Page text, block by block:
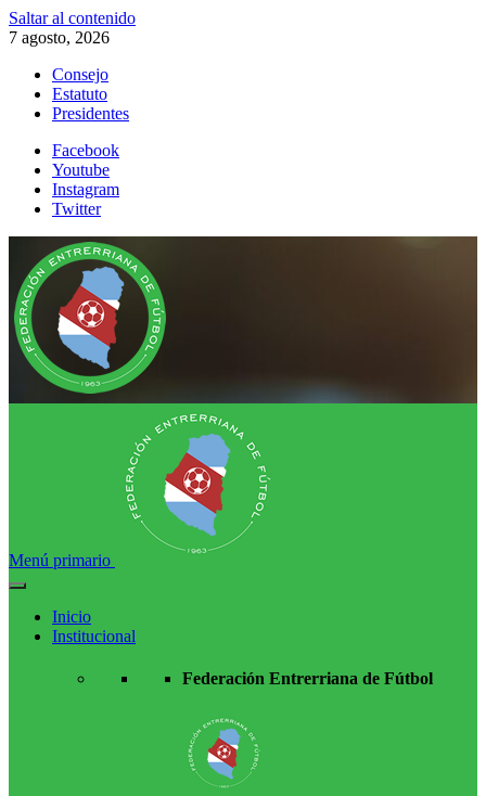
Saltar al contenido
7 agosto, 2026
Consejo
Estatuto
Presidentes
Facebook
Youtube
Instagram
Twitter
Menú primario
Inicio
Institucional
Federación Entrerriana de Fútbol